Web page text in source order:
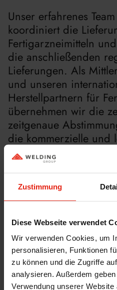
Zustimmung
Diese Webseite verwendet
Wir verwenden Cookies, um
personalisieren, Funktionen
zu können und die Zugriffe
analysieren. Außerdem
Verwendung unserer
Unser erfahrenes
koordiniert die
Fertigarzneimitteln
die anschließenden
Lieferungen. Als
und unseren
Herstellpartnern für
übernehmen wir die
zeitgenaue
die kommerzielle und
über den gesamten
Dadurch profitieren
von den Vorzügen
Lizenznehmer sind
Diese legen wir zu
zusammen und
Einzelmärkte
dabei stets von
durchgeführt, die